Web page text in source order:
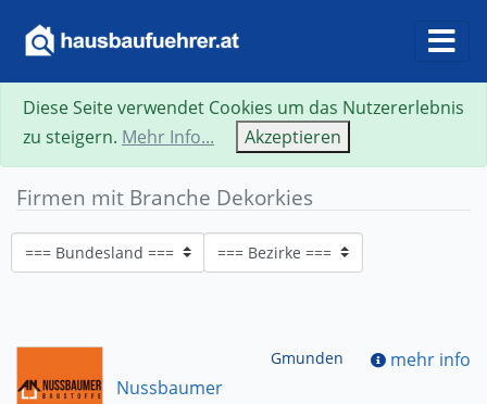
Firmen mit Branche Dekorkies
Nussbaumer
Gmunden mehr info
Diese Seite verwendet Cookies um das Nutzererlebnis
zu steigern. Mehr Info... Akzeptieren